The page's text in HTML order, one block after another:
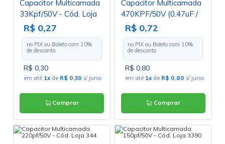
Capacitor Multicamada
33Kpf/50V - Cód. Loja
333
R$ 0,27
no PIX ou Boleto com 10%
de desconto
R$ 0,30
em até 1x de R$ 0,30 s/ juros
Comprar
Capacitor Multicamada
470KPF/50V (0.47uF /
470NF / 474)
R$ 0,72
no PIX ou Boleto com 10%
de desconto
R$ 0,80
em até 1x de R$ 0,80 s/ juros
Comprar